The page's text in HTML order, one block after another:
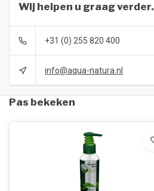
Wij helpen u graag verder.
+31 (0) 255 820 400
info@aqua-natura.nl
Pas bekeken